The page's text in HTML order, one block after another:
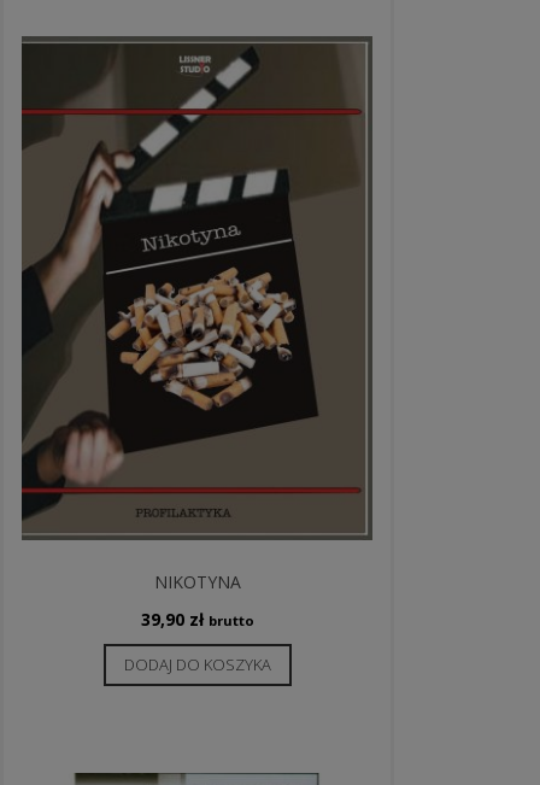
NIKOTYNA
39,90 zł brutto
DODAJ DO KOSZYKA